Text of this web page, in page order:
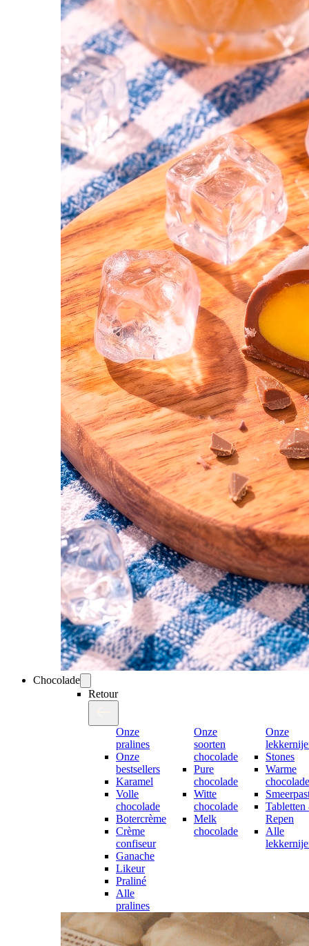
Chocolade
Retour
Onze
pralines
Onze
bestsellers
Karamel
Volle
chocolade
Botercrème
Crème
confiseur
Ganache
Likeur
Praliné
Alle
pralines
Onze
soorten
chocolade
Pure
chocolade
Witte
chocolade
Melk
chocolade
Onze
Stones
Warme
Repen
Alle